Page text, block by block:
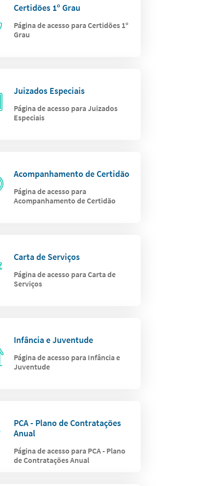
Certidões 1º Grau
Página de acesso para Certidões 1º
Grau
Juizados Especiais
Página de acesso para Juizados
Especiais
Acompanhamento de Certidão
Página de acesso para
Acompanhamento de Certidão
Carta de Serviços
Página de acesso para Carta de
Serviços
Infância e Juventude
Página de acesso para Infância e
Juventude
PCA - Plano de Contratações
Anual
Página de acesso para PCA - Plano
de Contratações Anual